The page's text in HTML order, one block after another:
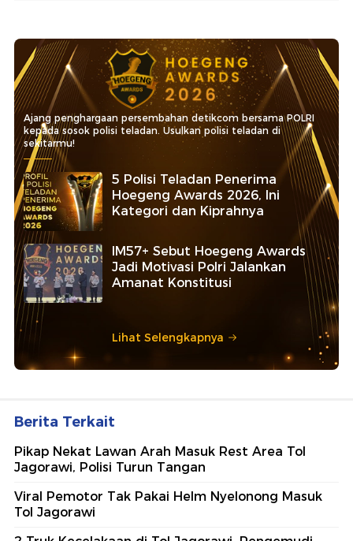
Ajang penghargaan persembahan detikcom bersama POLRI
kepada sosok polisi teladan. Usulkan polisi teladan di
sekitarmu!
5 Polisi Teladan Penerima
Hoegeng Awards 2026, Ini
Kategori dan Kiprahnya
IM57+ Sebut Hoegeng Awards
Jadi Motivasi Polri Jalankan
Amanat Konstitusi
Lihat Selengkapnya
Berita Terkait
Pikap Nekat Lawan Arah Masuk Rest Area Tol
Jagorawi, Polisi Turun Tangan
Viral Pemotor Tak Pakai Helm Nyelonong Masuk
Tol Jagorawi